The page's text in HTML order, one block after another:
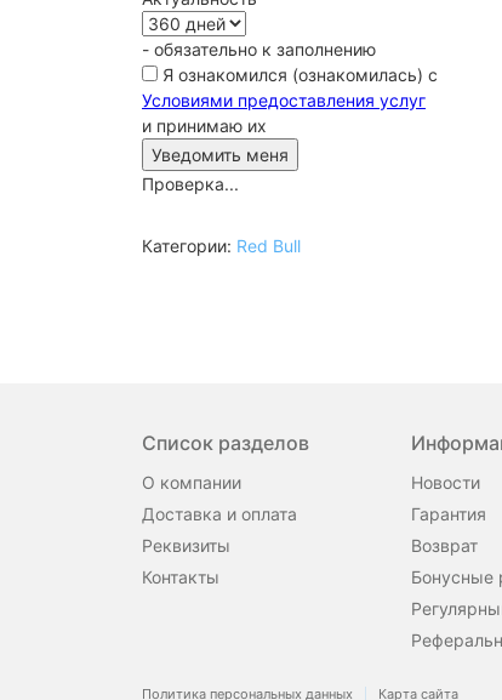
- обязательно к заполнению
Я ознакомился (ознакомилась) с
Условиями предоставления услуг
и принимаю их
Проверка...
Категории: Red Bull
Список разделов
О компании
Доставка и оплата
Реквизиты
Контакты
Новости
Гарантия
Возврат
Бонусные
Политика персональных данных Карта сайта